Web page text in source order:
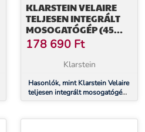
KLARSTEIN VELAIRE
TELJESEN INTEGRÁLT
MOSOGATÓGÉP (45
CM) | PRAKTIKUS
MINIMALIZMUS ÉS
NAGY TELJESÍTMÉNY
178 690 Ft
Klarstein
Hasonlók, mint Klarstein Velaire
teljesen integrált mosogatógép
(45 cm) | Praktikus
teljesítmény